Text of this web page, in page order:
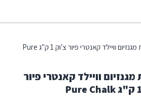
וויילד קאנטרי פיור